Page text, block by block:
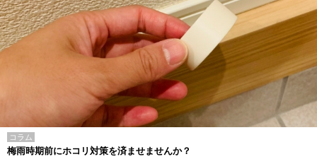
コラム
梅雨時期前にホコリ対策を済ませませんか？